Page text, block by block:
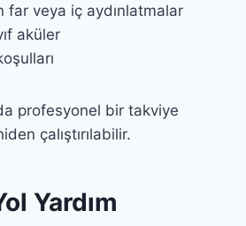
far veya iç aydınlatmalar
aküler
profesyonel bir takviye
çalıştırılabilir.
Yardım